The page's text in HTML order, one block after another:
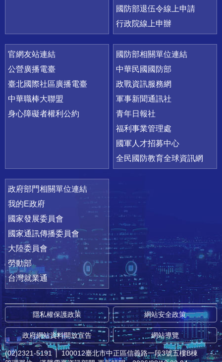
國防部退伍令線上申請
行政院線上申辦
官網友站連結
公營廣播電臺
臺北國際社區廣播電臺
中華職棒大聯盟
身心障礙者權利公約
國防部相關單位連結
中華民國國防部
政戰資訊服務網
軍事新聞通訊社
青年日報社
福利事業管理處
國軍人才招募中心
全民國防教育全球資訊網
政府部門相關單位連結
我的E政府
國家發展委員會
國家通訊傳播委員會
大陸委員會
勞動部
台灣就業通
隱私權保護政策 網站安全政策
政府網站資料開放宣告 網站導覽
(02)2321-5191 │ 100012臺北市中正區信義路一段3號五樓B棟